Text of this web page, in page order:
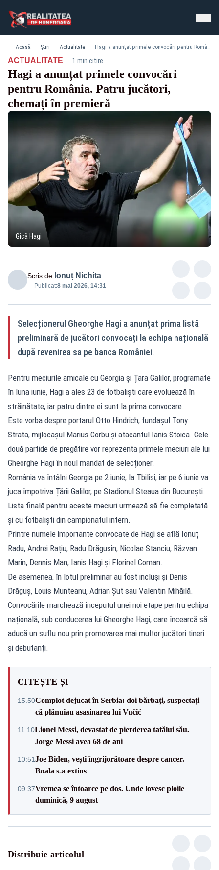
Acasă Știri Actualitate Hagi a anunțat primele convocări pentru România. Patru jucători, chemați în premieră
ACTUALITATE· 1 min citire
Hagi a anunțat primele convocări
pentru România. Patru jucători,
chemați în premieră
Gică Hagi
Scris de Ionuț Nichita
Publicat:8 mai 2026, 14:31
Selecționerul Gheorghe Hagi a anunțat prima listă
preliminară de jucători convocați la echipa națională
după revenirea sa pe banca României.
Pentru meciurile amicale cu Georgia și Țara Galilor, programate
în luna iunie, Hagi a ales 23 de fotbaliști care evoluează în
străinătate, iar patru dintre ei sunt la prima convocare.
Este vorba despre portarul Otto Hindrich, fundașul Tony
Strata, mijlocașul Marius Corbu și atacantul Ianis Stoica. Cele
două partide de pregătire vor reprezenta primele meciuri ale lui
Gheorghe Hagi în noul mandat de selecționer.
România va întâlni Georgia pe 2 iunie, la Tbilisi, iar pe 6 iunie va
juca împotriva Țării Galilor, pe Stadionul Steaua din București.
Lista finală pentru aceste meciuri urmează să fie completată
și cu fotbaliști din campionatul intern.
Printre numele importante convocate de Hagi se află Ionuț
Radu, Andrei Rațiu, Radu Drăgușin, Nicolae Stanciu, Răzvan
Marin, Dennis Man, Ianis Hagi și Florinel Coman.
De asemenea, în lotul preliminar au fost incluși și Denis
Drăguș, Louis Munteanu, Adrian Șut sau Valentin Mihăilă.
Convocările marchează începutul unei noi etape pentru echipa
națională, sub conducerea lui Gheorghe Hagi, care încearcă să
aducă un suflu nou prin promovarea mai multor jucători tineri
și debutanți.
CITEȘTE ȘI
15:50Complot dejucat în Serbia: doi bărbați, suspectați
că plănuiau asasinarea lui Vučić
11:10Lionel Messi, devastat de pierderea tatălui său.
Jorge Messi avea 68 de ani
10:51Joe Biden, vești îngrijorătoare despre cancer.
Boala s-a extins
09:37Vremea se întoarce pe dos. Unde lovesc ploile
duminică, 9 august
Distribuie articolul